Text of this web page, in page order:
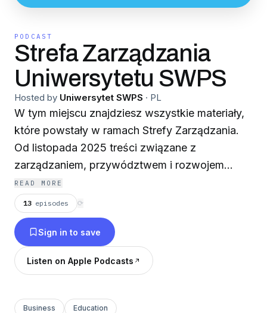
PODCAST
Strefa Zarządzania
Uniwersytetu SWPS
Hosted by Uniwersytet SWPS · PL
W tym miejscu znajdziesz wszystkie materiały,
które powstały w ramach Strefy Zarządzania.
Od listopada 2025 treści związane z
zarządzaniem, przywództwem i rozwojem
organizacji publikować będziemy na kanale
Strefa Wiedzy Uniwersytetu SWPS. Więcej o
projekcie: https://strefawiedzy.swps.pl/
READ MORE
13 episodes ⟳
Sign in to save
Listen on Apple Podcasts
Business Education